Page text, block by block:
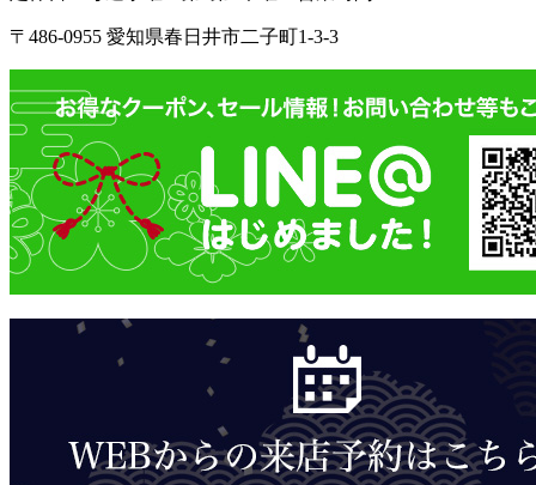
〒486-0955 愛知県春日井市二子町1-3-3